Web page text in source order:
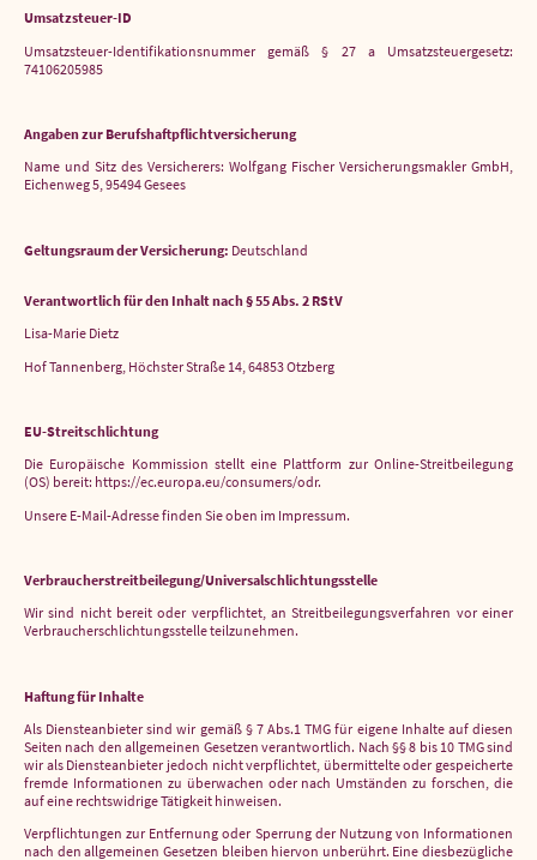
Umsatzsteuer-ID
Umsatzsteuer-Identifikationsnummer gemäß § 27 a Umsatzsteuergesetz:
74106205985
Angaben zur Berufshaftpflichtversicherung
Name und Sitz des Versicherers: Wolfgang Fischer Versicherungsmakler GmbH,
Eichenweg 5, 95494 Gesees
Geltungsraum der Versicherung: Deutschland
Verantwortlich für den Inhalt nach § 55 Abs. 2 RStV
Lisa-Marie Dietz
Hof Tannenberg, Höchster Straße 14, 64853 Otzberg
EU-Streitschlichtung
Die Europäische Kommission stellt eine Plattform zur Online-Streitbeilegung
(OS) bereit: https://ec.europa.eu/consumers/odr.
Unsere E-Mail-Adresse finden Sie oben im Impressum.
Verbraucher­streit­beilegung/Universal­schlichtungs­stelle
Wir sind nicht bereit oder verpflichtet, an Streitbeilegungsverfahren vor einer
Verbraucherschlichtungsstelle teilzunehmen.
Haftung für Inhalte
Als Diensteanbieter sind wir gemäß § 7 Abs.1 TMG für eigene Inhalte auf diesen
Seiten nach den allgemeinen Gesetzen verantwortlich. Nach §§ 8 bis 10 TMG sind
wir als Diensteanbieter jedoch nicht verpflichtet, übermittelte oder gespeicherte
fremde Informationen zu überwachen oder nach Umständen zu forschen, die
auf eine rechtswidrige Tätigkeit hinweisen.
Verpflichtungen zur Entfernung oder Sperrung der Nutzung von Informationen
nach den allgemeinen Gesetzen bleiben hiervon unberührt. Eine diesbezügliche